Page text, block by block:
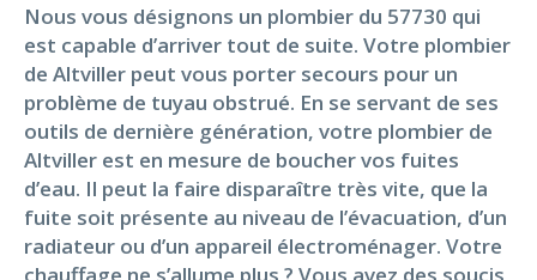
Nous vous désignons un plombier du 57730 qui
est capable d’arriver tout de suite. Votre plombier
de Altviller peut vous porter secours pour un
problème de tuyau obstrué. En se servant de ses
outils de dernière génération, votre plombier de
Altviller est en mesure de boucher vos fuites
d’eau. Il peut la faire disparaître très vite, que la
fuite soit présente au niveau de l’évacuation, d’un
radiateur ou d’un appareil électroménager. Votre
chauffage ne s’allume plus ? Vous avez des soucis